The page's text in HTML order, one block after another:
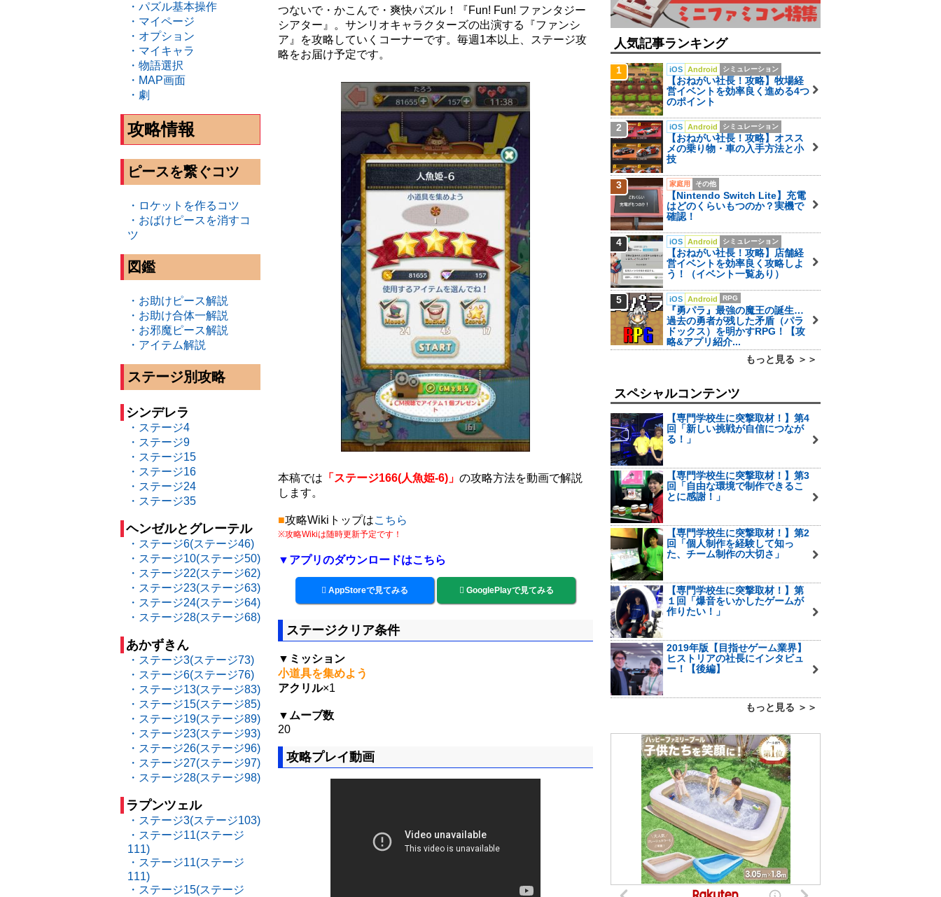
つないで・かこんで・爽快パズル！『Fun! Fun! ファンタジー
シアター』。サンリオキャラクターズの出演する『ファンシ
ア』を攻略していくコーナーです。毎週1本以上、ステージ攻
略をお届け予定です。
本稿では 「ステージ166(人魚姫-6)」 の攻略方法を動画で解説
します。
■攻略Wikiトップはこちら
※攻略Wikiは随時更新予定です！
▼アプリのダウンロードはこちら
AppStoreで見てみる GooglePlayで見てみる
ステージクリア条件
▼ミッション
小道具を集めよう
アクリル×1
▼ムーブ数
20
攻略プレイ動画
・パズル基本操作
・マイページ
・オプション
・マイキャラ
・物語選択
・MAP画面
・劇
攻略情報
ピースを繋ぐコツ
・ロケットを作るコツ
・おばけピースを消すコ
ツ
図鑑
・お助けピース解説
・お助け合体一解説
・お邪魔ピース解説
・アイテム解説
ステージ別攻略
シンデレラ
・ステージ4
・ステージ9
・ステージ15
・ステージ16
・ステージ24
・ステージ35
ヘンゼルとグレーテル
・ステージ6(ステージ46)
・ステージ10(ステージ50)
・ステージ22(ステージ62)
・ステージ23(ステージ63)
・ステージ24(ステージ64)
・ステージ28(ステージ68)
あかずきん
・ステージ3(ステージ73)
・ステージ6(ステージ76)
・ステージ13(ステージ83)
・ステージ15(ステージ85)
・ステージ19(ステージ89)
・ステージ23(ステージ93)
・ステージ26(ステージ96)
・ステージ27(ステージ97)
・ステージ28(ステージ98)
ラプンツェル
・ステージ3(ステージ103)
・ステージ11(ステージ
111)
・ステージ11(ステージ
111)
・ステージ15(ステージ
人気記事ランキング
1 iOS Android シミュレーション
【おねがい社長！攻略】牧場経
営イベントを効率良く進める4つ
のポイント
2 iOS Android シミュレーション
【おねがい社長！攻略】オスス
メの乗り物・車の入手方法と小
技
3 家庭用 その他
【Nintendo Switch Lite】充電
はどのくらいもつのか？実機で
確認！
4 iOS Android シミュレーション
【おねがい社長！攻略】店舗経
営イベントを効率良く攻略しよ
う！（イベント一覧あり）
5 iOS Android RPG
『勇パラ』最強の魔王の誕生…
過去の勇者が残した矛盾（パラ
ドックス）を明かすRPG！【攻
略&アプリ紹介...
もっと見る ＞＞
スペシャルコンテンツ
【専門学校生に突撃取材！】第4
回「新しい挑戦が自信につなが
る！」
【専門学校生に突撃取材！】第3
回「自由な環境で制作できるこ
とに感謝！」
【専門学校生に突撃取材！】第2
回「個人制作を経験して知っ
た、チーム制作の大切さ」
【専門学校生に突撃取材！】第
１回「爆音をいかしたゲームが
作りたい！」
2019年版【目指せゲーム業界】
ヒストリアの社長にインタビュ
ー！【後編】
もっと見る ＞＞